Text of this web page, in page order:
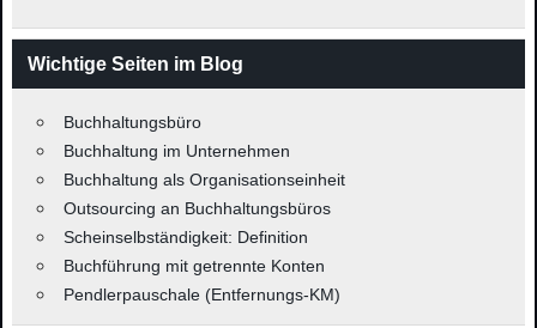
Wichtige Seiten im Blog
Buchhaltungsbüro
Buchhaltung im Unternehmen
Buchhaltung als Organisationseinheit
Outsourcing an Buchhaltungsbüros
Scheinselbständigkeit: Definition
Buchführung mit getrennte Konten
Pendlerpauschale (Entfernungs-KM)